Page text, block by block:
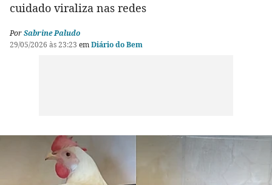
cuidado viraliza nas redes
PorSabrine Paludo
29/05/2026 às 23:23 emDiário do Bem